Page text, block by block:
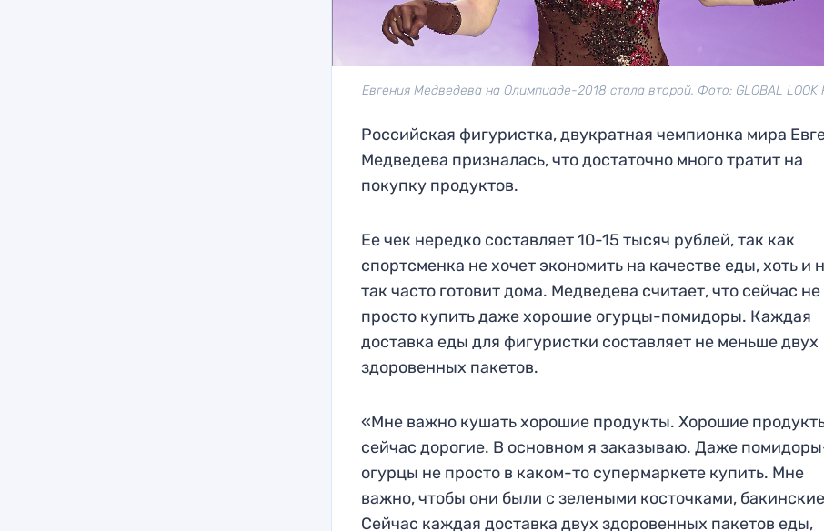
Евгения Медведева на Олимпиаде-2018 стала второй. Фото: GLOBAL LOOK
Российская фигуристка, двукратная чемпионка мира
Медведева призналась, что достаточно много тратит на
покупку продуктов.
Ее чек нередко составляет 10-15 тысяч рублей, так как
спортсменка не хочет экономить на качестве еды, хоть и
так часто готовит дома. Медведева считает, что сейчас не
просто купить даже хорошие огурцы-помидоры. Каждая
доставка еды для фигуристки составляет не меньше двух
здоровенных пакетов.
«Мне важно кушать хорошие продукты. Хорошие
сейчас дорогие. В основном я заказываю. Даже
огурцы не просто в каком-то супермаркете купить. Мне
важно, чтобы они были с зелеными косточками,
Сейчас каждая доставка двух здоровенных пакетов еды,